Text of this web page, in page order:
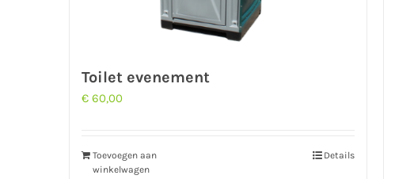
Toilet evenement
€ 60,00
Toevoegen aan
winkelwagen
Details